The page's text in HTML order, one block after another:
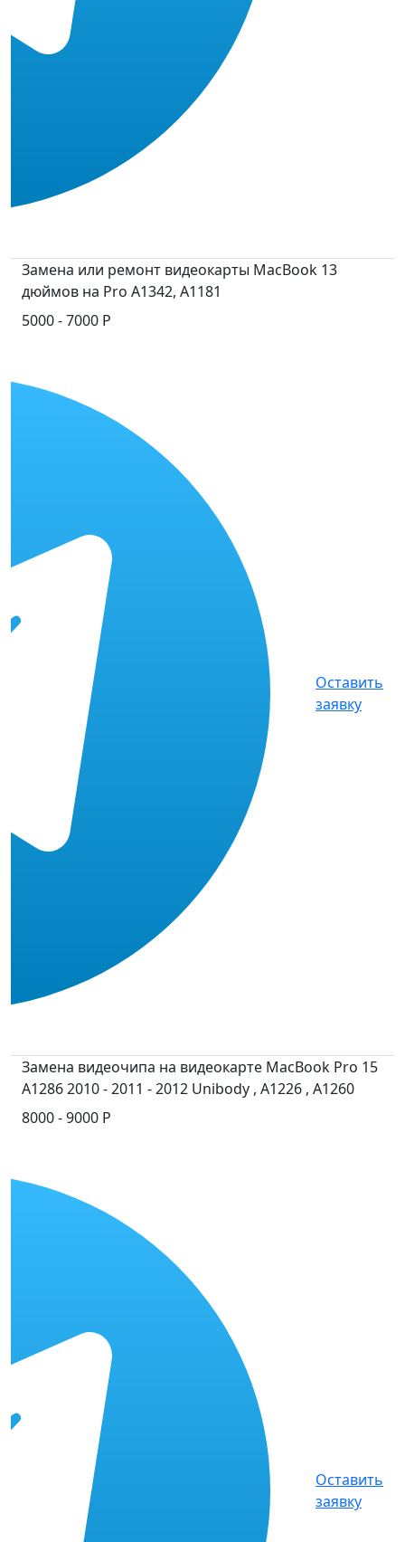
Замена или ремонт видеокарты MacBook 13
дюймов на Pro A1342, A1181
5000 - 7000 Р
Оставить
заявку
Замена видеочипа на видеокарте MacBook Pro 15
A1286 2010 - 2011 - 2012 Unibody , A1226 , A1260
8000 - 9000 Р
Оставить
заявку